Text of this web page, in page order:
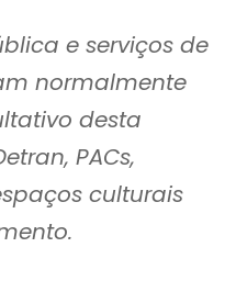
e serviços de
normalmente
desta
PACs,
culturais